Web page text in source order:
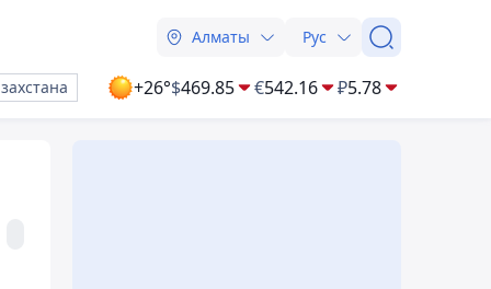
Алматы Рус
+26°$469.85 €542.16 ₽5.78